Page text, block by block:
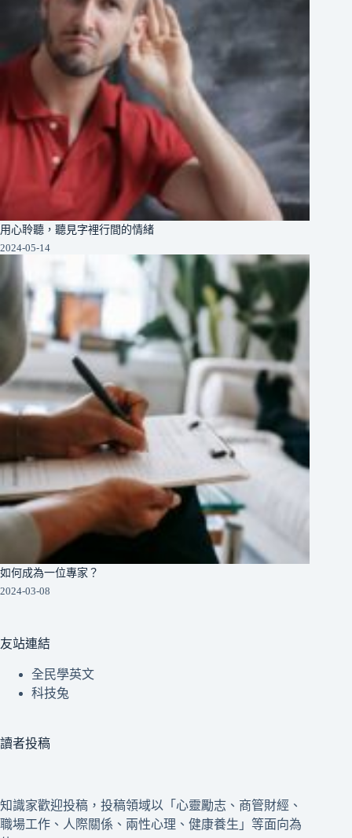
用心聆聽，聽見字裡行間的情緒
2024-05-14
如何成為一位專家？
2024-03-08
友站連結
全民學英文
科技兔
讀者投稿
知識家歡迎投稿，投稿領域以「心靈勵志、商管財經、
職場工作、人際關係、兩性心理、健康養生」等面向為